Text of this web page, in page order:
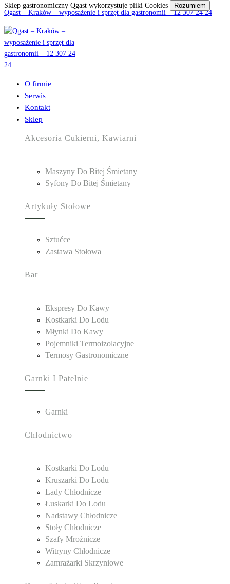
Qgast – Kraków – wyposażenie i sprzęt dla gastronomii – 12 307 24 24
O firmie
Serwis
Kontakt
Sklep
Akcesoria Cukierni, Kawiarni
Maszyny Do Bitej Śmietany
Syfony Do Bitej Śmietany
Artykuły Stołowe
Sztućce
Zastawa Stołowa
Bar
Ekspresy Do Kawy
Kostkarki Do Lodu
Młynki Do Kawy
Pojemniki Termoizolacyjne
Termosy Gastronomiczne
Garnki I Patelnie
Garnki
Chłodnictwo
Kostkarki Do Lodu
Kruszarki Do Lodu
Lady Chłodnicze
Łuskarki Do Lodu
Nadstawy Chłodnicze
Stoły Chłodnicze
Szafy Mroźnicze
Witryny Chłodnicze
Zamrażarki Skrzyniowe
Sklep gastronomiczny Qgast wykorzystuje pliki Cookies Rozumiem